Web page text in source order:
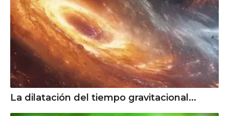
La dilatación del tiempo gravitacional...